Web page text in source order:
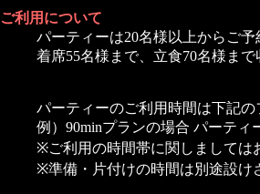
ご利用について
パーティーは20名様以上からご予
着席55名様まで、立食70名様まで
パーティーのご利用時間は下記の
例）90minプランの場合 パーティ
※ご利用の時間帯に関しましては
※準備・片付けの時間は別途設け